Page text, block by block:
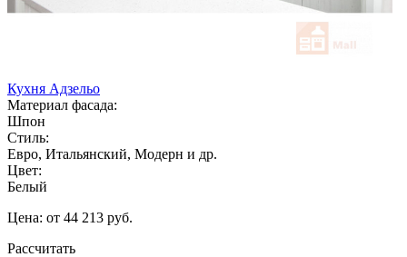
Кухня Адзельо
Материал фасада:
Шпон
Стиль:
Евро, Итальянский, Модерн и др.
Цвет:
Белый
Цена: от 44 213 руб.
Рассчитать